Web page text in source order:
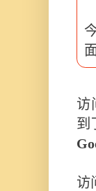
访
到
访